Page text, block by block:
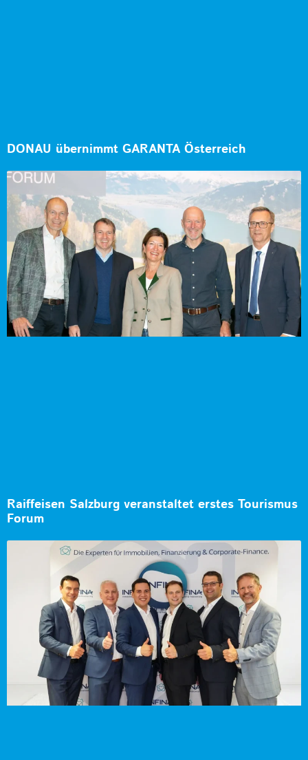
DONAU übernimmt GARANTA Österreich
Raiffeisen Salzburg veranstaltet erstes Tourismus
Forum